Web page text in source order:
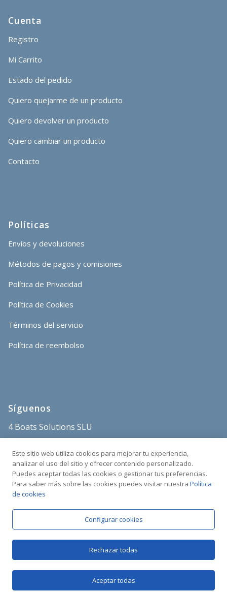
Cuenta
Registro
Mi Carrito
Estado del pedido
Quiero quejarme de un producto
Quiero devolver un producto
Quiero cambiar un producto
Contacto
Políticas
Envíos y devoluciones
Métodos de pagos y comisiones
Política de Privacidad
Política de Cookies
Términos del servicio
Política de reembolso
Síguenos
4 Boats Solutions SLU
+34 682 515 671
Sant Carles Marina
C/Poble Nou s/n
43540 La Ràpita
Copyright © 2025 4BOATS | Todos los derechos reservados
Este sitio web utiliza cookies para mejorar tu experiencia,
analizar el uso del sitio y ofrecer contenido personalizado.
Puedes aceptar todas las cookies o gestionar tus preferencias.
Para saber más sobre las cookies puedes visitar nuestra Política
de cookies
Configurar cookies
Rechazar todas
Aceptar todas